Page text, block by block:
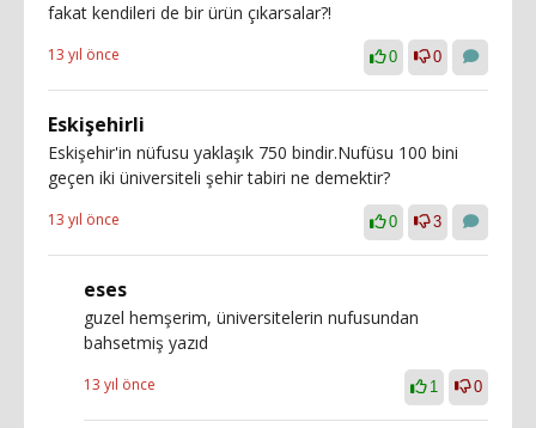
fakat kendileri de bir ürün çıkarsalar?!
13 yıl önce 0 0
Eskişehirli
Eskişehir'in nüfusu yaklaşık 750 bindir.Nufüsu 100 bini
geçen iki üniversiteli şehir tabiri ne demektir?
13 yıl önce 0 3
eses
guzel hemşerim, üniversitelerin nufusundan
bahsetmiş yazıd
13 yıl önce 1 0